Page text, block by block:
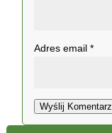
Adres email*
Wyślij Komentarz